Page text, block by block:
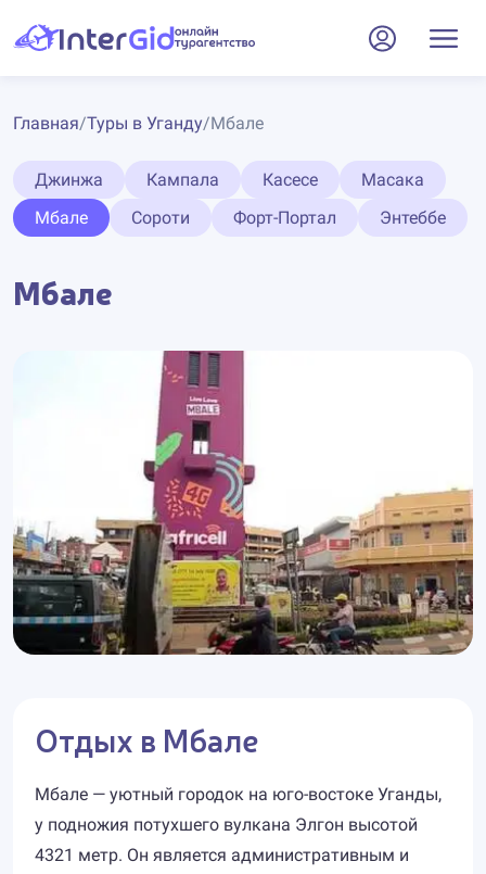
Главная/Туры в Уганду/Мбале
Джинжа Кампала Касесе
Масака
Мбале
Сороти Форт-Портал Энтеббе
Мбале
Отдых в Мбале
Мбале — уютный городок на юго-востоке Уганды,
у подножия потухшего вулкана Элгон высотой
4321 метр. Он является административным и